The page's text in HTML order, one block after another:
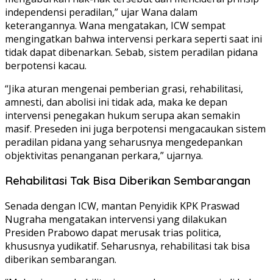
independensi peradilan,” ujar Wana dalam
keterangannya. Wana mengatakan, ICW sempat
mengingatkan bahwa intervensi perkara seperti saat ini
tidak dapat dibenarkan. Sebab, sistem peradilan pidana
berpotensi kacau.
“Jika aturan mengenai pemberian grasi, rehabilitasi,
amnesti, dan abolisi ini tidak ada, maka ke depan
intervensi penegakan hukum serupa akan semakin
masif. Preseden ini juga berpotensi mengacaukan sistem
peradilan pidana yang seharusnya mengedepankan
objektivitas penanganan perkara,” ujarnya.
Rehabilitasi Tak Bisa Diberikan Sembarangan
Senada dengan ICW, mantan Penyidik KPK Praswad
Nugraha mengatakan intervensi yang dilakukan
Presiden Prabowo dapat merusak trias politica,
khususnya yudikatif. Seharusnya, rehabilitasi tak bisa
diberikan sembarangan.